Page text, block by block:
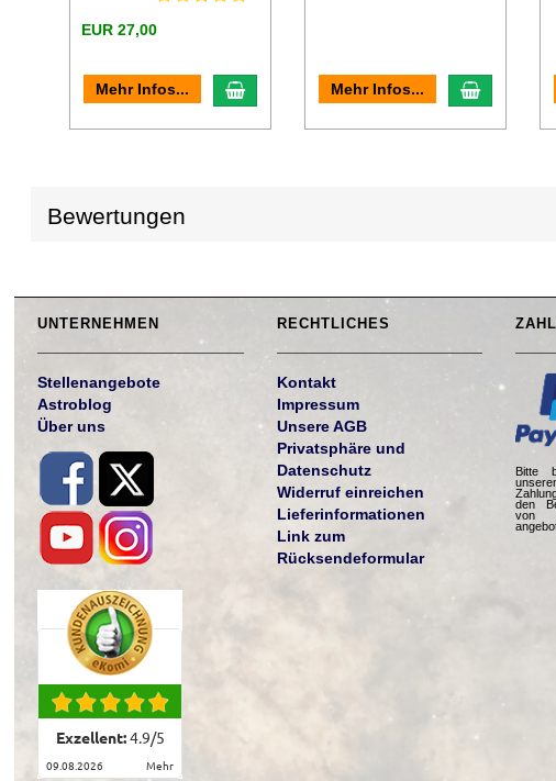
EUR 27,00
Mehr Infos... In den Warenkorb
Mehr Infos... In den
Bewertungen
UNTERNEHMEN
Stellenangebote
Astroblog
Über uns
Exzellent:4.9/5
09.08.2026 mehr
RECHTLICHES
Kontakt
Impressum
Unsere AGB
Privatsphäre und
Datenschutz
Widerruf einreichen
Lieferinformationen
Link zum
Rücksendeformular
Bitte
den
von